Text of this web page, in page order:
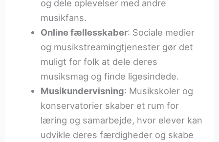
og dele oplevelser med andre
musikfans.
Online fællesskaber: Sociale medier
og musikstreamingtjenester gør det
muligt for folk at dele deres
musiksmag og finde ligesindede.
Musikundervisning: Musikskoler og
konservatorier skaber et rum for
læring og samarbejde, hvor elever kan
udvikle deres færdigheder og skabe